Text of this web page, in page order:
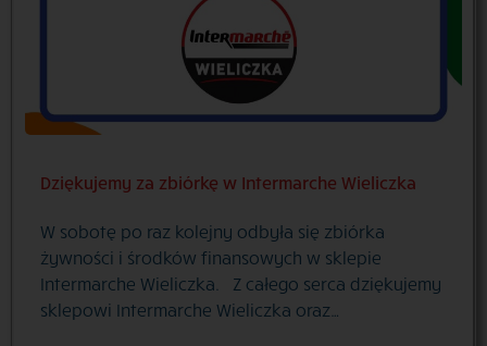
Dziękujemy za zbiórkę w Intermarche Wieliczka
W sobotę po raz kolejny odbyła się zbiórka
żywności i środków finansowych w sklepie
Intermarche Wieliczka. Z całego serca dziękujemy
sklepowi Intermarche Wieliczka oraz…